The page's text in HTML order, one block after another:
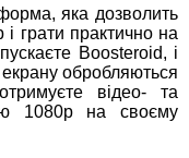
яка дозволить
грати практично на
Boosteroid, і
екрану обробляються
відео- та
1080p на своєму